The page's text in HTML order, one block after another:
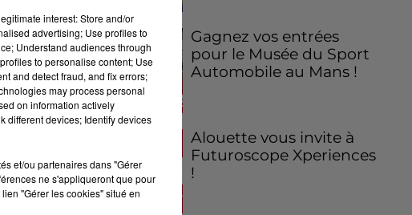
Gagnez vos entrées
pour le Musée du Sport
Automobile au Mans !
Alouette vous invite à
Futuroscope Xperiences
!
interest: Store and/or
advertising; Use profiles to
Understand audiences through
to personalise content; Use
and detect fraud, and fix errors;
may process personal
on information actively
different devices; Identify devices
et/ou partenaires dans "Gérer
ne s'appliqueront que pour
"Gérer les cookies" situé en